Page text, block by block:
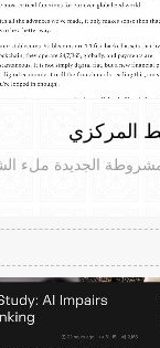
المركزي
الجديدة ملء